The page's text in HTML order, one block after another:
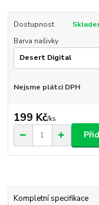
Dostupnost
Barva našivky
Nejsme plátci DPH
199 Kč/ks
Kompletní specifikace